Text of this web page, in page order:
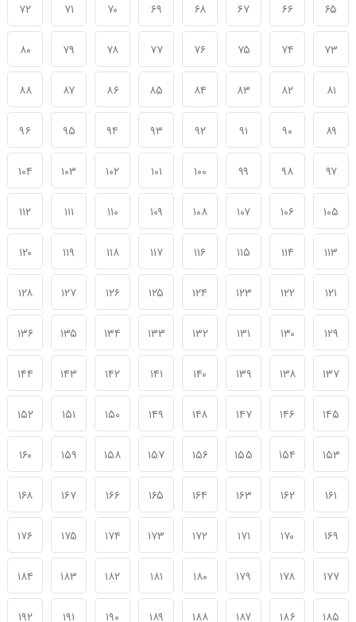
۶۵ ۶۶ ۶۷ ۶۸ ۶۹ ۷۰ ۷۱ ۷۲
۷۳ ۷۴ ۷۵ ۷۶ ۷۷ ۷۸ ۷۹ ۸۰
۸۱ ۸۲ ۸۳ ۸۴ ۸۵ ۸۶ ۸۷ ۸۸
۸۹ ۹۰ ۹۱ ۹۲ ۹۳ ۹۴ ۹۵ ۹۶
۹۷ ۹۸ ۹۹ ۱۰۰ ۱۰۱ ۱۰۲ ۱۰۳ ۱۰۴
۱۰۵ ۱۰۶ ۱۰۷ ۱۰۸ ۱۰۹ ۱۱۰ ۱۱۱ ۱۱۲
۱۱۳ ۱۱۴ ۱۱۵ ۱۱۶ ۱۱۷ ۱۱۸ ۱۱۹ ۱۲۰
۱۲۱ ۱۲۲ ۱۲۳ ۱۲۴ ۱۲۵ ۱۲۶ ۱۲۷ ۱۲۸
۱۲۹ ۱۳۰ ۱۳۱ ۱۳۲ ۱۳۳ ۱۳۴ ۱۳۵ ۱۳۶
۱۳۷ ۱۳۸ ۱۳۹ ۱۴۰ ۱۴۱ ۱۴۲ ۱۴۳ ۱۴۴
۱۴۵ ۱۴۶ ۱۴۷ ۱۴۸ ۱۴۹ ۱۵۰ ۱۵۱ ۱۵۲
۱۵۳ ۱۵۴ ۱۵۵ ۱۵۶ ۱۵۷ ۱۵۸ ۱۵۹ ۱۶۰
۱۶۱ ۱۶۲ ۱۶۳ ۱۶۴ ۱۶۵ ۱۶۶ ۱۶۷ ۱۶۸
۱۶۹ ۱۷۰ ۱۷۱ ۱۷۲ ۱۷۳ ۱۷۴ ۱۷۵ ۱۷۶
۱۷۷ ۱۷۸ ۱۷۹ ۱۸۰ ۱۸۱ ۱۸۲ ۱۸۳ ۱۸۴
۱۸۵ ۱۸۶ ۱۸۷ ۱۸۸ ۱۸۹ ۱۹۰ ۱۹۱ ۱۹۲